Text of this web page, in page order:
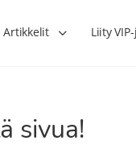
Artikkelit Liity
sivua!